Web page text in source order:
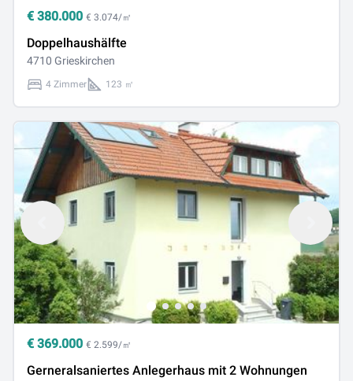
€ 380.000 € 3.074/㎡
Doppelhaushälfte
4710 Grieskirchen
4 Zimmer 123 ㎡
€ 369.000 € 2.599/㎡
Gerneralsaniertes Anlegerhaus mit 2 Wohnungen